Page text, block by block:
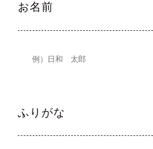
お名前
ふりがな